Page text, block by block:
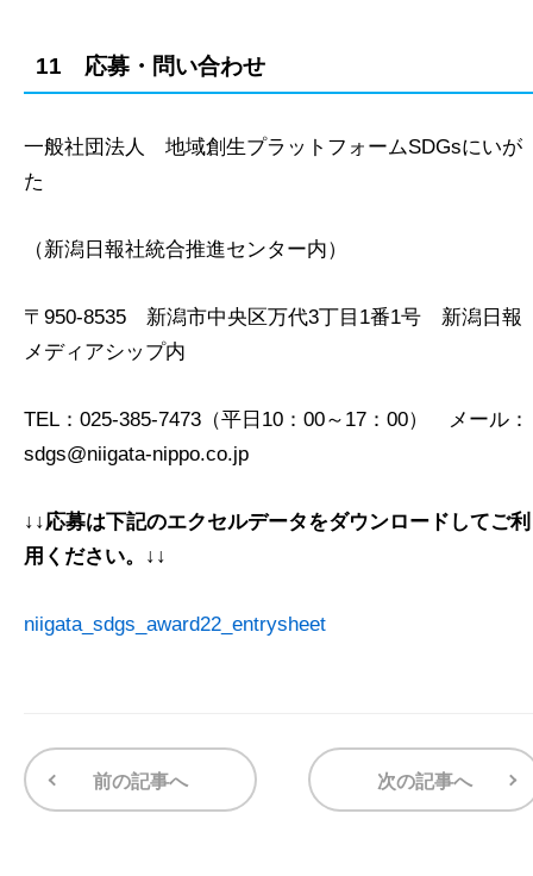
11 応募・問い合わせ
一般社団法人 地域創生プラットフォームSDGsにいが
た
（新潟日報社統合推進センター内）
〒950-8535 新潟市中央区万代3丁目1番1号 新潟日報
メディアシップ内
TEL：025-385-7473（平日10：00～17：00） メール：
sdgs@niigata-nippo.co.jp
↓↓応募は下記のエクセルデータをダウンロードしてご利
用ください。↓↓
niigata_sdgs_award22_entrysheet
前の記事へ 次の記事へ